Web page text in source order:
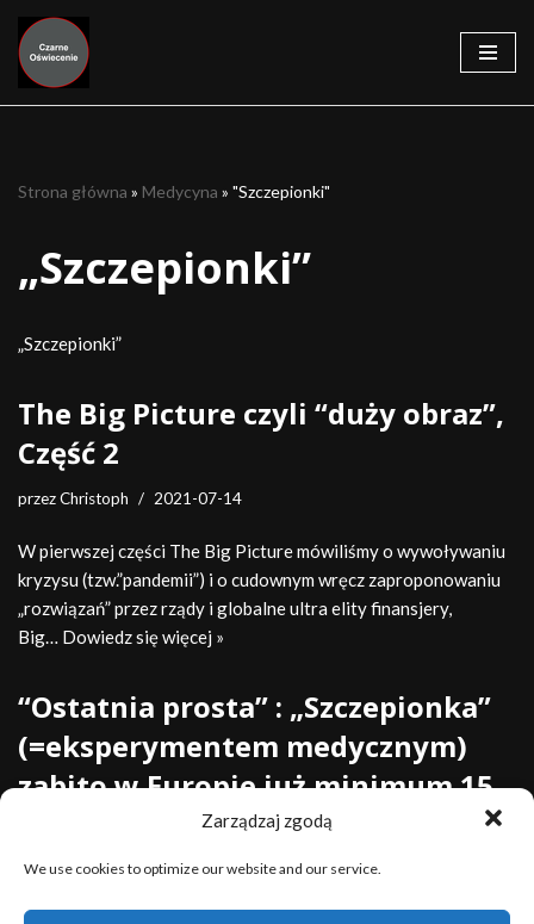
Zarządzaj zgodą
We use cookies to optimize our website and our service.
Przejdź
Strona główna » Medycyna » "Szczepionki"
„Szczepionki”
„Szczepionki”
The Big Picture czyli “duży obraz”,
Część 2
przezChristoph 2021-07-14
W pierwszej części The Big Picture mówiliśmy o wywoływaniu
kryzysu (tzw.”pandemii”) i o cudownym wręcz zaproponowaniu
„rozwiązań” przez rządy i globalne ultra elity finansjery,
Big… Dowiedz się więcej »
“Ostatnia prosta” : „Szczepionka”
(=eksperymentem medycznym)
zabito w Europie już minimum 15
tysięcy osób i zraniono , w tym
minimum 50% poważnie, 1.5
miliona ludzi.